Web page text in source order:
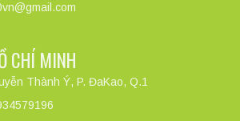
CHÍ MINH
Thành Ý, P. ĐaKao, Q.1